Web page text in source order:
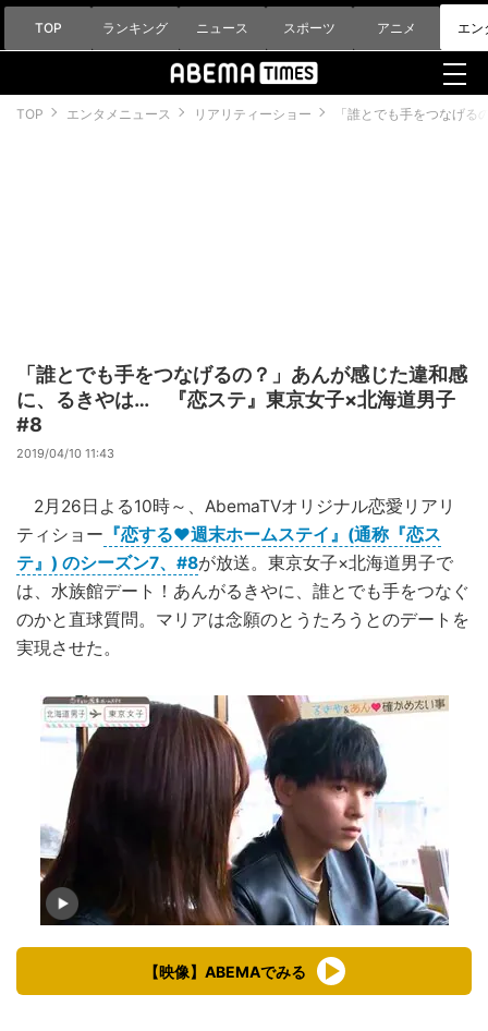
TOP ランキング ニュース スポーツ アニメ エン
TOP エンタメニュース リアリティーショー 「誰とでも手をつなげ
「誰とでも手をつなげるの？」あんが感じた違和感
に、るきやは… 『恋ステ』東京女子×北海道男子
#8
2019/04/10 11:43
2月26日よる10時～、AbemaTVオリジナル恋愛リアリ
ティショー 『恋する♥週末ホームステイ』(通称『恋ス
テ』) のシーズン7、#8が放送。東京女子×北海道男子で
は、水族館デート！あんがるきやに、誰とでも手をつなぐ
のかと直球質問。マリアは念願のとうたろうとのデートを
実現させた。
【映像】ABEMAでみる